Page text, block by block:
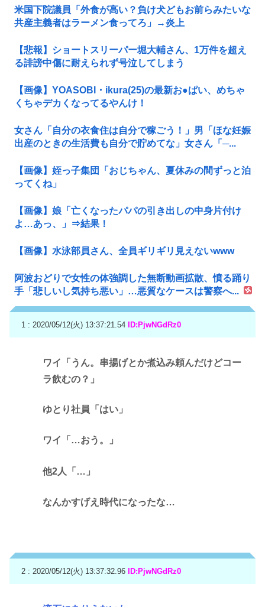
米国下院議員「外食が高い？負け犬どもお前らみたいな
共産主義者はラーメン食ってろ」→炎上
【悲報】ショートスリーパー堀大輔さん、1万件を超え
る誹謗中傷に耐えられず号泣してしまう
【画像】YOASOBI・ikura(25)の最新お●ぱい、めちゃ
くちゃデカくなってるやんけ！
女さん「自分の衣食住は自分で稼ごう！」男「ほな妊娠
出産のときの生活費も自分で貯めてな」女さん「─...
【画像】姪っ子集団「おじちゃん、夏休みの間ずっと泊
ってくね」
【画像】娘「亡くなったパパの引き出しの中身片付け
よ…あっ、」⇒結果！
【画像】水泳部員さん、全員ギリギリ見えないwww
阿波おどりで女性の体強調した無断動画拡散、憤る踊り
手「悲しいし気持ち悪い」…悪質なケースは警察へ...
1 : 2020/05/12(火) 13:37:21.54 ID:PjwNGdRz0
ワイ「うん。串揚げとか煮込み頼んだけどコー
ラ飲むの？」
ゆとり社員「はい」
ワイ「…おう。」
他2人「…」
なんかすげえ時代になったな…
2 : 2020/05/12(火) 13:37:32.96 ID:PjwNGdRz0